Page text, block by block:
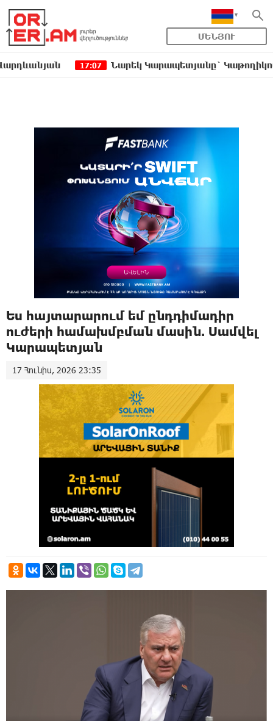
ՄԵՆՅՈՒ
17:07 Նարեկ Կարապետյանը` Կաթողիկոսին
Ես հայտարարում եմ ընդդիմադիր
ուժերի համախմբման մասին. Սամվել
Կարապետյան
17 Հունիս, 2026 23:35